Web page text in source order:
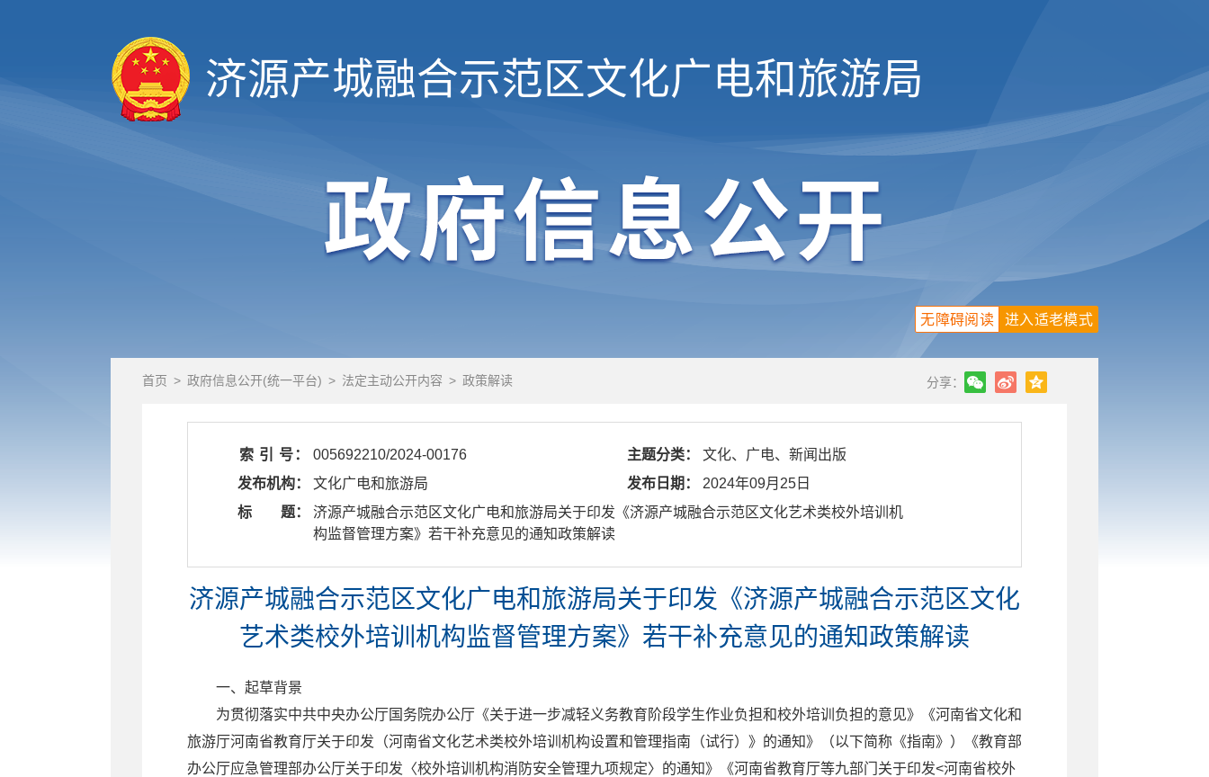
济源产城融合示范区文化广电和旅游局
进入适老模式
无障碍阅读
首页 > 政府信息公开(统一平台) > 法定主动公开内容 > 政策解读 分享：
索 引 号： 005692210/2024-00176 主题分类：
文化、广电、新闻出版
发布机构：
文化广电和旅游局 发布日期：
2024年09月25日
标 题：
​ 济源产城融合示范区文化广电和旅游局关于印发《济源产城融合示范区文化艺术类校外培训机
构监督管理方案》若干补充意见的通知政策解读
济源产城融合示范区文化广电和旅游局关于印发《济源产城融合示范区文化
艺术类校外培训机构监督管理方案》若干补充意见的通知政策解读
一、起草背景
为贯彻落实中共中央办公厅国务院办公厅《关于进一步减轻义务教育阶段学生作业负担和校外培训负担的意见》《河南省文化和
旅游厅河南省教育厅关于印发（河南省文化艺术类校外培训机构设置和管理指南（试行）》的通知》（以下简称《指南》）《教育部
办公厅应急管理部办公厅关于印发〈校外培训机构消防安全管理九项规定〉的通知》《河南省教育厅等九部门关于印发<河南省校外